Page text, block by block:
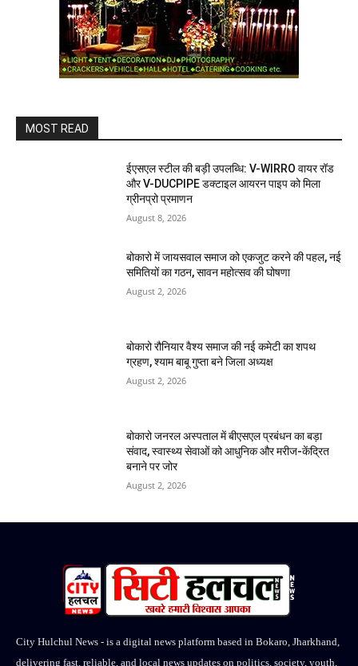
MOST READ
ईएसएल स्टील की बड़ी उपलब्धि: V-WIRRO वायर रॉड
और V-DUCPIPE डक्टाइल आयरन पाइप को मिला
ग्रीनप्रो प्रमाणन
August 8, 2026
बोकारो में जायसवाल समाज को एकजुट करने की पहल, नई
समितियों का गठन, सावन महोत्सव की घोषणा
August 2, 2026
बोकारो रौनियार वैश्य समाज की नई कमेटी का शपथ
ग्रहण, श्याम बाबू गुप्ता बने जिला अध्यक्ष
August 2, 2026
बोकारो जनरल अस्पताल में बीएसएल प्रबंधन का बड़ा
संवाद, स्वास्थ्य सेवाओं को आधुनिक और मरीज-केंद्रित
बनाने पर जोर
August 2, 2026
City Hulchul News - is a digital news platform based in Bokaro, Jharkhand,
delivering fast, reliable, and local news updates on politics, society, youth,